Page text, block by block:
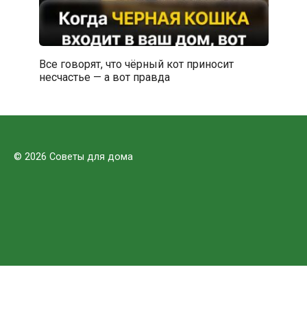
Все говорят, что чёрный кот приносит
несчастье — а вот правда
© 2026 Советы для дома